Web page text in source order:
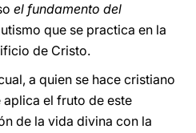
el fundamento del
que se practica en la
de Cristo.
a quien se hace cristiano
aplica el fruto de este
de la vida divina con la